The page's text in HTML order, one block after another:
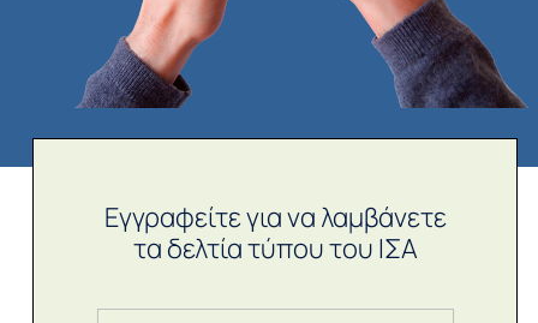
Εγγραφείτε για να λαμβάνετε
τα δελτία τύπου του ΙΣΑ